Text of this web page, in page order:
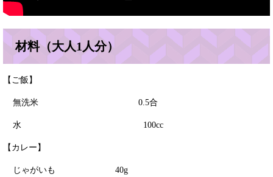
材料（大人1人分）
【ご飯】
無洗米 0.5合
水 100cc
【カレー】
じゃがいも 40g